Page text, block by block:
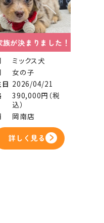
族が決まりました！
ミックス犬
女の子
2026/04/21
390,000円（税
込）
岡南店
詳しく見る